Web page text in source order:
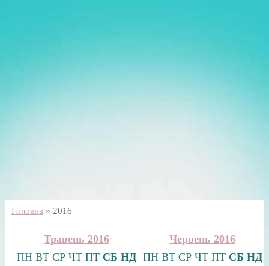
Головна » 2016
Травень 2016
ПН ВТ СР ЧТ ПТ СБ НД
Червень 2016
ПН ВТ СР ЧТ ПТ СБ НД